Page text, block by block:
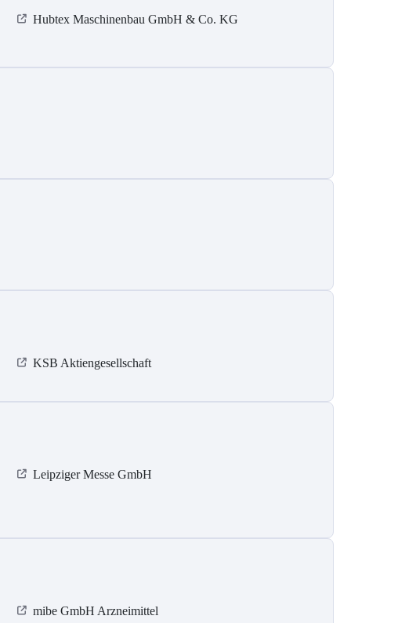
Hubtex Maschinenbau GmbH & Co. KG
KSB Aktiengesellschaft
Leipziger Messe GmbH
mibe GmbH Arzneimittel